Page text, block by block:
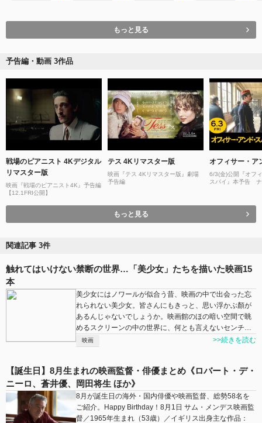
もっと見る
予告編・動画 3作品
戦場のピアニスト 4Kデジタル
リマスター版
映画『戦場のピアニスト4K』予告編
【12.1FRI公開】
テス 4Kリマスター版
映画『テス 4Kリマスター版』劇場
予告編
オフィサー・ア
6/3(金)公開『オフ
スパイ』本予告
もっと見る
関連記事 3件
触れてはいけない禁断の世界…「美少女」たちを描いた映画15
本
美少女にはノワールが似合う昔、映画の中で出会った忘
れられない美少女。皆さんにもきっと、思い浮かぶ顏が
あるんじゃないでしょうか。映画館のほの暗い空間で眺
めるスクリーンの中の世界に、何とも言えないセンチ…
映画 >>続きを読む
【誕生日】8月生まれの映画監督・俳優まとめ《ロバート・デ・
ニーロ、蒼井優、岡田将生 ほか》
8月が誕生日の海外・国内俳優や映画監督、総勢58名を
ご紹介。Happy Birthday！8月1日 サム・メンデス映画監
督／1965年生まれ（53歳）／イギリス出身主な作品：